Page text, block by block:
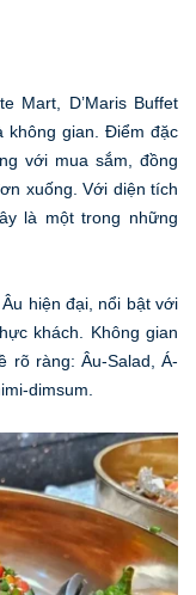
Mart, D’Maris Buffet
gian. Điểm đặc
với mua sắm, đồng
xuống. Với diện tích
là một trong những
hiện đại, nổi bật với
khách. Không gian
rõ ràng: Âu-Salad, Á-
dimsum.